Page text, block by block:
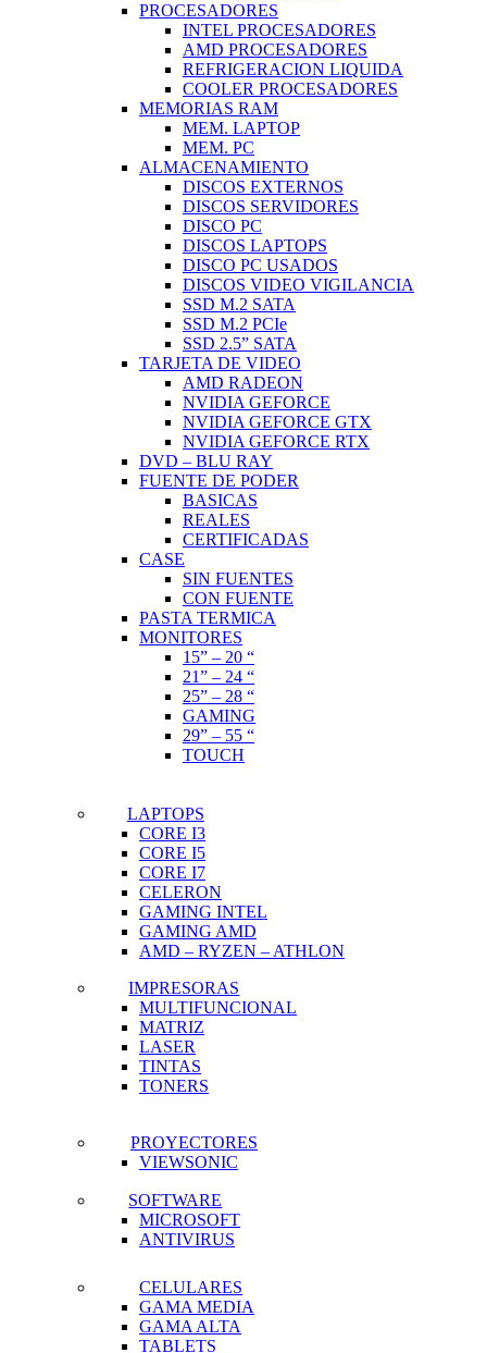
PROCESADORES
INTEL PROCESADORES
AMD PROCESADORES
REFRIGERACION LIQUIDA
COOLER PROCESADORES
MEMORIAS RAM
MEM. LAPTOP
MEM. PC
ALMACENAMIENTO
DISCOS EXTERNOS
DISCOS SERVIDORES
DISCO PC
DISCOS LAPTOPS
DISCO PC USADOS
DISCOS VIDEO VIGILANCIA
SSD M.2 SATA
SSD M.2 PCIe
SSD 2.5” SATA
TARJETA DE VIDEO
AMD RADEON
NVIDIA GEFORCE
NVIDIA GEFORCE GTX
NVIDIA GEFORCE RTX
DVD – BLU RAY
FUENTE DE PODER
BASICAS
REALES
CERTIFICADAS
CASE
SIN FUENTES
CON FUENTE
PASTA TERMICA
MONITORES
15” – 20 “
21” – 24 “
25” – 28 “
GAMING
29” – 55 “
TOUCH
LAPTOPS
CORE I3
CORE I5
CORE I7
CELERON
GAMING INTEL
GAMING AMD
AMD – RYZEN – ATHLON
IMPRESORAS
MULTIFUNCIONAL
MATRIZ
LASER
TINTAS
TONERS
PROYECTORES
VIEWSONIC
SOFTWARE
MICROSOFT
ANTIVIRUS
CELULARES
GAMA MEDIA
GAMA ALTA
TABLETS